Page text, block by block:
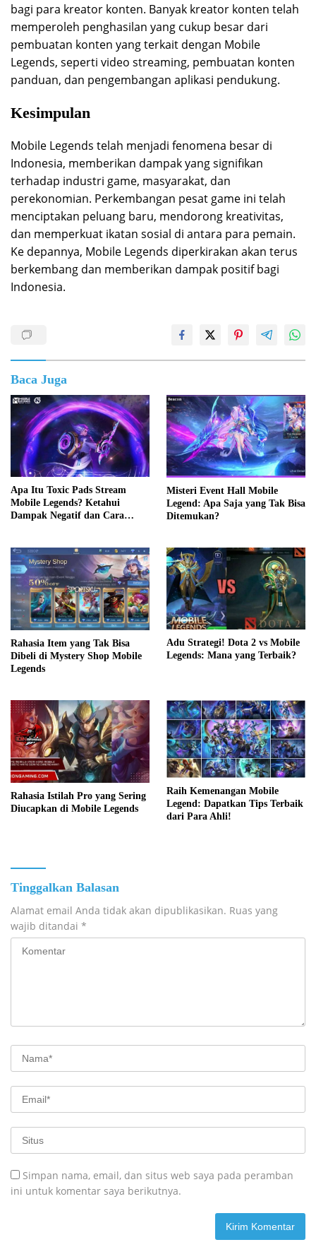
bagi para kreator konten. Banyak kreator konten telah
memperoleh penghasilan yang cukup besar dari
pembuatan konten yang terkait dengan Mobile
Legends, seperti video streaming, pembuatan konten
panduan, dan pengembangan aplikasi pendukung.
Kesimpulan
Mobile Legends telah menjadi fenomena besar di
Indonesia, memberikan dampak yang signifikan
terhadap industri game, masyarakat, dan
perekonomian. Perkembangan pesat game ini telah
menciptakan peluang baru, mendorong kreativitas,
dan memperkuat ikatan sosial di antara para pemain.
Ke depannya, Mobile Legends diperkirakan akan terus
berkembang dan memberikan dampak positif bagi
Indonesia.
Baca Juga
Apa Itu Toxic Pads Stream
Mobile Legends? Ketahui
Dampak Negatif dan Cara
Misteri Event Hall Mobile
Legend: Apa Saja yang Tak Bisa
Ditemukan?
Rahasia Item yang Tak Bisa
Dibeli di Mystery Shop Mobile
Legends
Adu Strategi! Dota 2 vs Mobile
Legends: Mana yang Terbaik?
Rahasia Istilah Pro yang Sering
Diucapkan di Mobile Legends
Raih Kemenangan Mobile
Legend: Dapatkan Tips Terbaik
dari Para Ahli!
Tinggalkan Balasan
Alamat email Anda tidak akan dipublikasikan. Ruas yang
wajib ditandai *
Simpan nama, email, dan situs web saya pada peramban
ini untuk komentar saya berikutnya.